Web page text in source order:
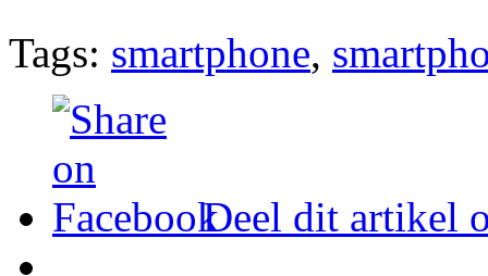
Tags: smartphone,
Deel dit artikel